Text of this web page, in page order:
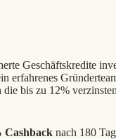
Geschäftskredite
erfahrenes
bis zu 12%
Cashback nach 180